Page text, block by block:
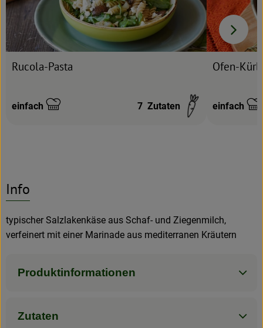
Rucola-Pasta
Schwierigkeit:
einfach 7 Zutaten
Ofen-
einfach
Info
typischer Salzlakenkäse aus Schaf- und Ziegenmilch,
verfeinert mit einer Marinade aus mediterranen Kräutern
Produktinformationen
Zutaten